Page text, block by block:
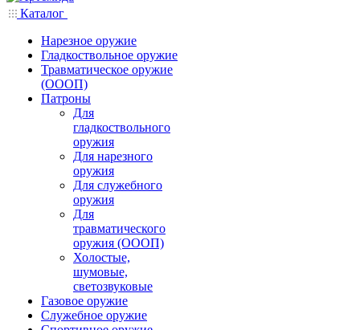
Каталог
Нарезное оружие
Гладкоствольное оружие
Травматическое оружие
(ОООП)
Патроны
Для
гладкоствольного
оружия
Для нарезного
оружия
Для служебного
оружия
Для
травматического
оружия (ОООП)
Холостые,
шумовые,
светозвуковые
Газовое оружие
Служебное оружие